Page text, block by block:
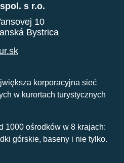
s r.o.
10
Bystrica
korporacyjna sieć
w kurortach turystycznych
1000 ośrodków w 8 krajach:
górskie, baseny i nie tylko.